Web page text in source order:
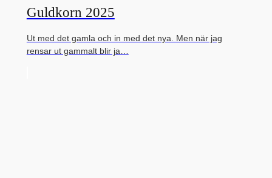
Guldkorn 2025
Ut med det gamla och in med det nya. Men när jag
rensar ut gammalt blir ja…